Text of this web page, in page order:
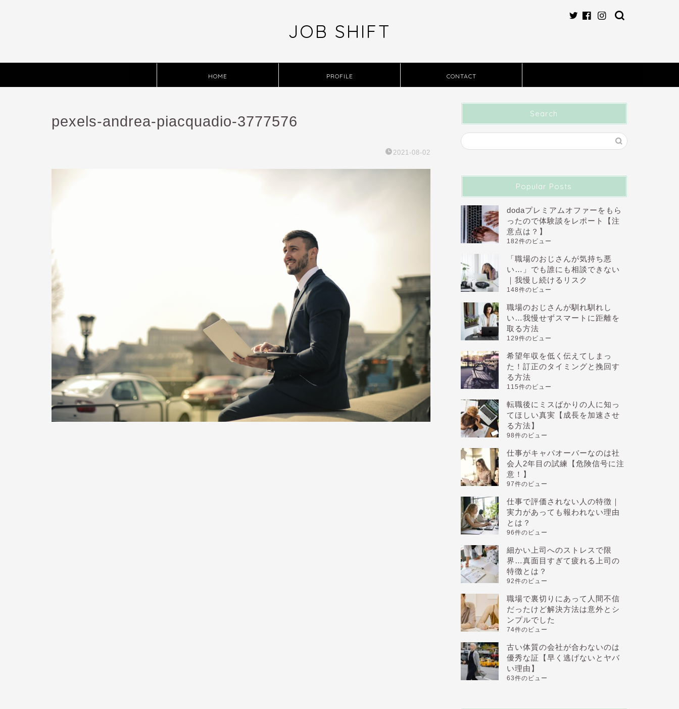
JOB SHIFT
HOME PROFILE CONTACT
pexels-andrea-piacquadio-3777576
2021-08-02
Search
Popular Posts
dodaプレミアムオファーをもら
ったので体験談をレポート【注
意点は？】
182件のビュー
「職場のおじさんが気持ち悪
い…」でも誰にも相談できない
｜我慢し続けるリスク
148件のビュー
職場のおじさんが馴れ馴れし
い…我慢せずスマートに距離を
取る方法
129件のビュー
希望年収を低く伝えてしまっ
た！訂正のタイミングと挽回す
る方法
115件のビュー
転職後にミスばかりの人に知っ
てほしい真実【成長を加速させ
る方法】
98件のビュー
仕事がキャパオーバーなのは社
会人2年目の試練【危険信号に注
意！】
97件のビュー
仕事で評価されない人の特徴｜
実力があっても報われない理由
とは？
96件のビュー
細かい上司へのストレスで限
界…真面目すぎて疲れる上司の
特徴とは？
92件のビュー
職場で裏切りにあって人間不信
だったけど解決方法は意外とシ
ンプルでした
74件のビュー
古い体質の会社が合わないのは
優秀な証【早く逃げないとヤバ
い理由】
63件のビュー